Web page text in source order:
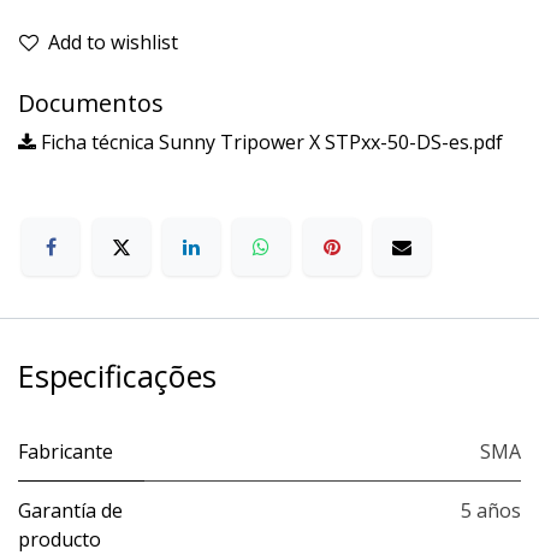
Add to wishlist
Documentos
Ficha técnica Sunny Tripower X STPxx-50-DS-es.pdf
Especificações
Fabricante SMA
Garantía de
producto
5 años